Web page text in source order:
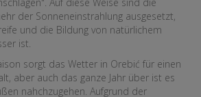
der Sonneneinstrahlung ausgesetzt,
und die Bildung von natürlichem
ist.
sorgt das Wetter in Orebić für einen
aber auch das ganze Jahr über ist es
nahchzugehen. Aufgrund der